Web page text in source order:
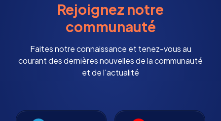
Rejoignez notre
communauté
Faites notre connaissance et tenez-vous au
courant des dernières nouvelles de la communauté
et de l'actualité